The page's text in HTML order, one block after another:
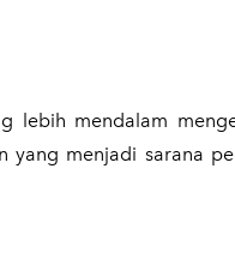
lebih mendalam
yang menjadi sarana